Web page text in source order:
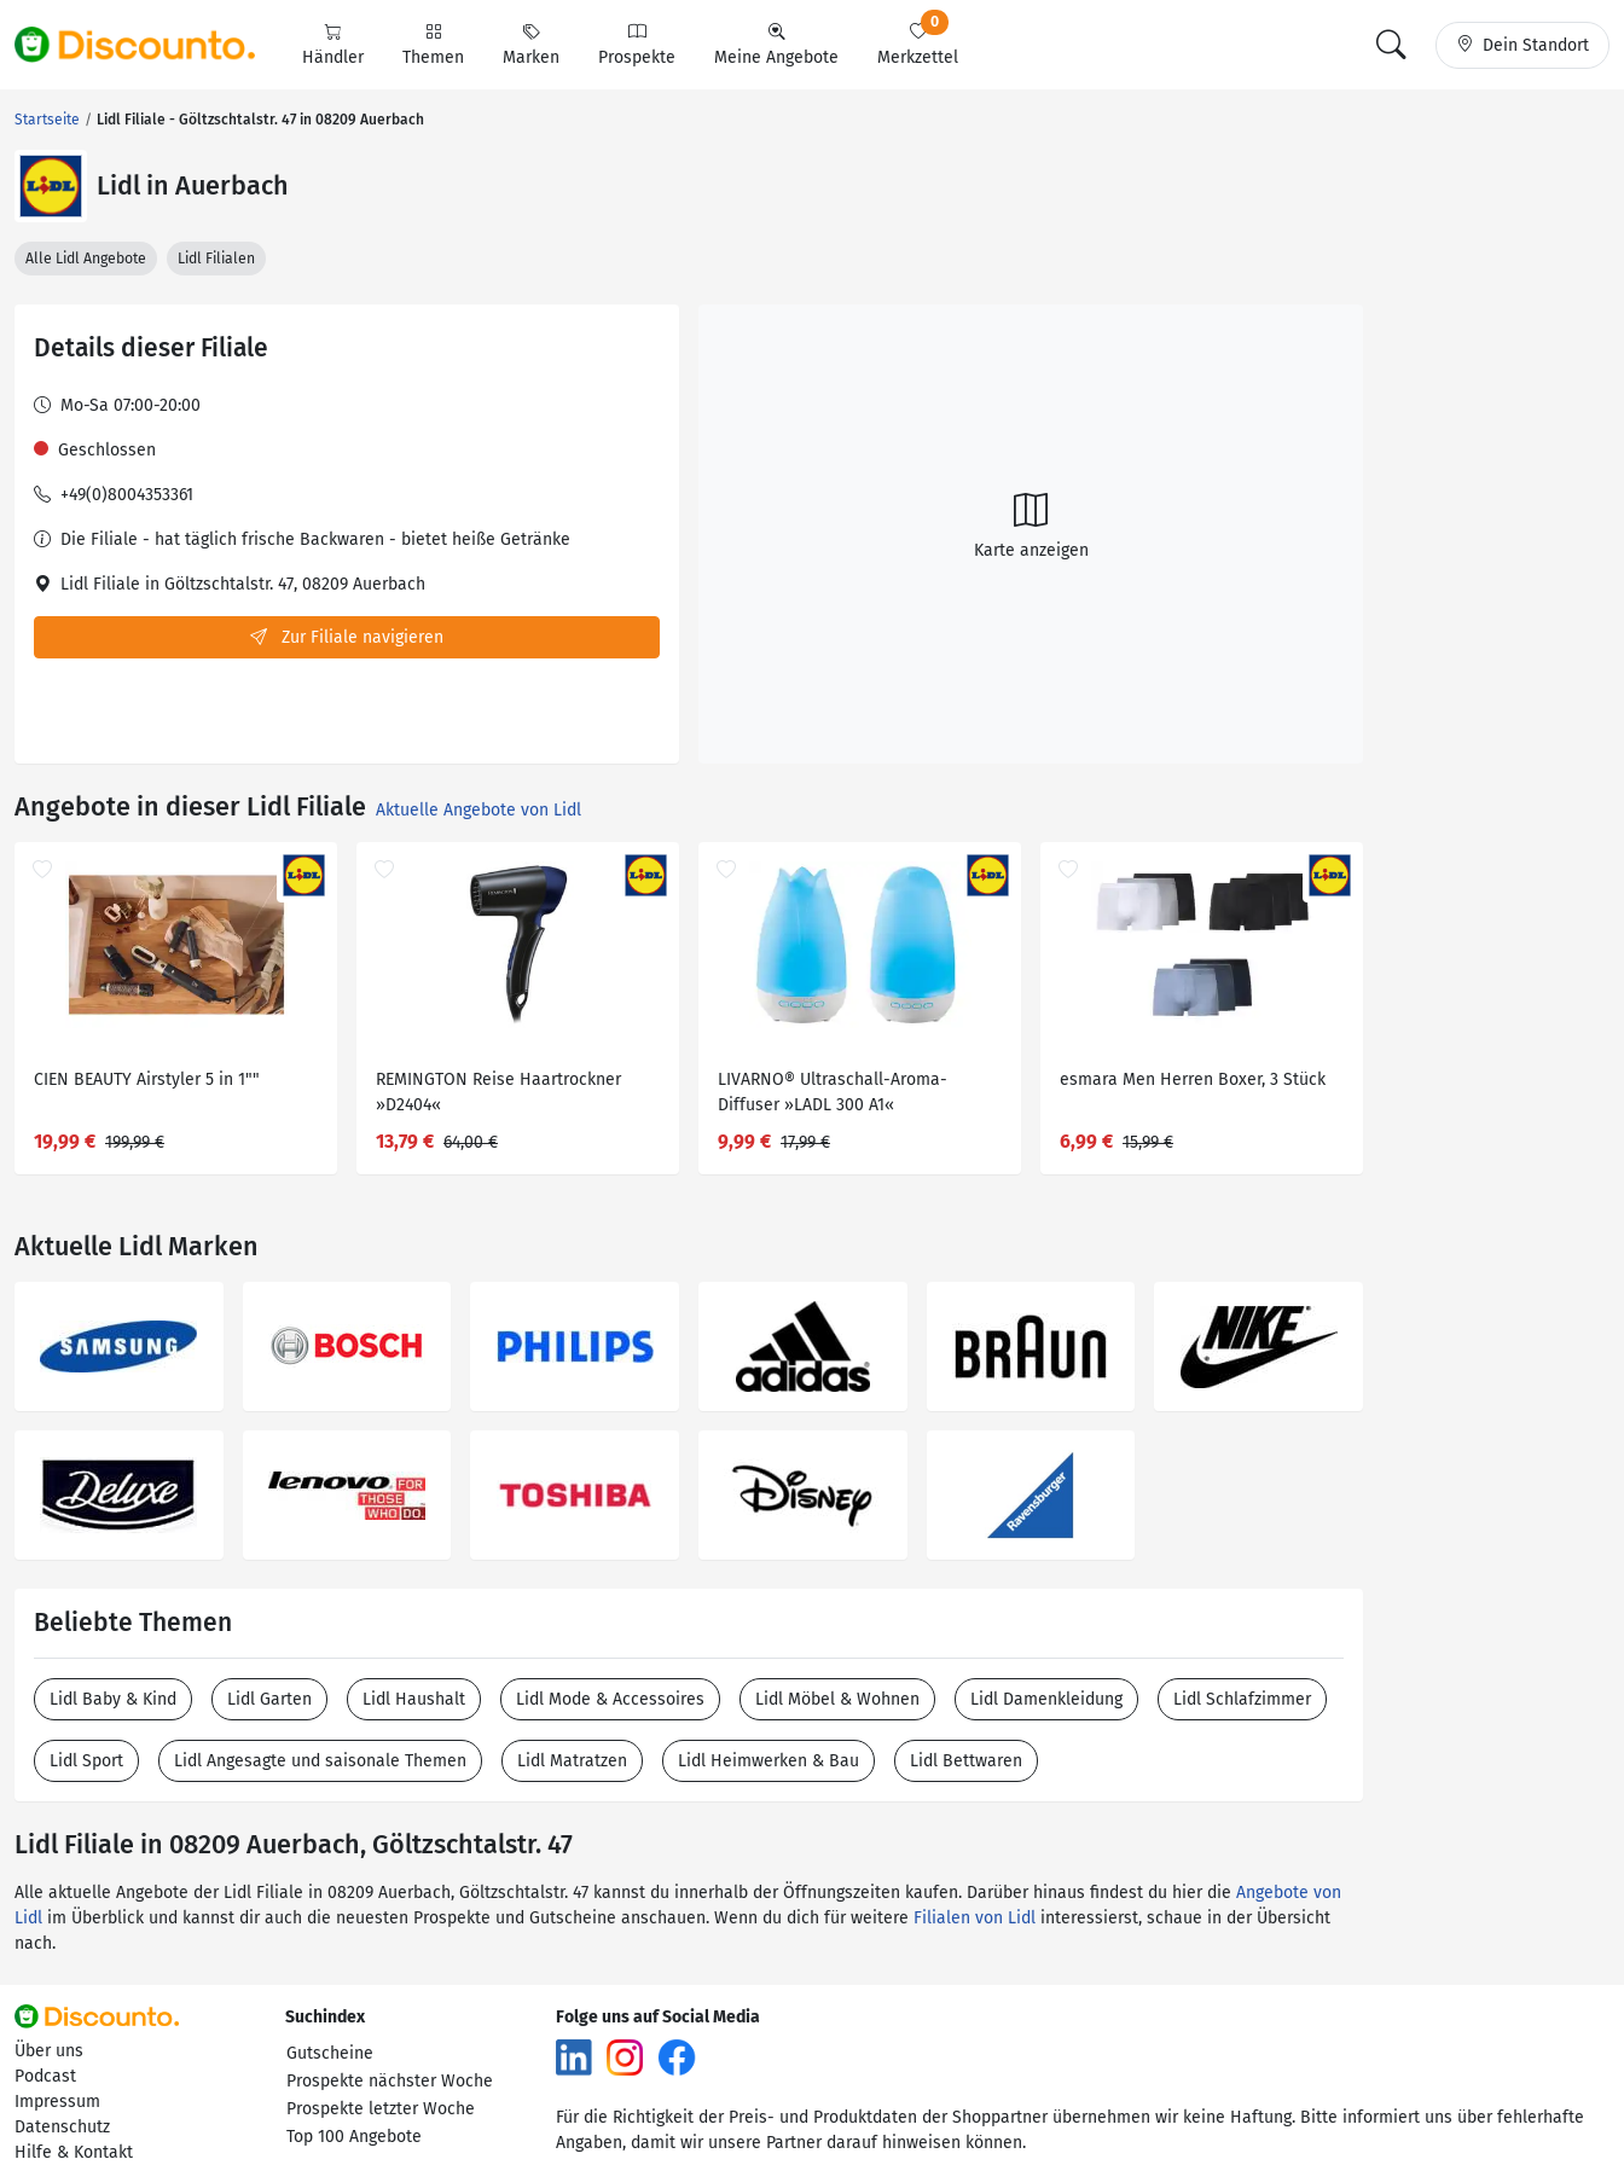
Händler Themen Marken Prospekte Meine Angebote Merkzettel
0
Dein Standort
Startseite Lidl Filiale - Göltzschtalstr. 47 in 08209 Auerbach
Lidl in Auerbach
Alle Lidl Angebote Lidl Filialen
Details dieser Filiale
Mo-Sa 07:00-20:00
Geschlossen
+49(0)8004353361
Die Filiale - hat täglich frische Backwaren - bietet heiße Getränke
Lidl Filiale in Göltzschtalstr. 47, 08209 Auerbach
Zur Filiale navigieren
Karte anzeigen
Angebote in dieser Lidl Filiale Aktuelle Angebote von Lidl
CIEN BEAUTY Airstyler 5 in 1""
19,99 € 199,99 €
REMINGTON Reise Haartrockner
»D2404«
13,79 € 64,00 €
LIVARNO® Ultraschall-Aroma-
Diffuser »LADL 300 A1«
9,99 € 17,99 €
esmara Men Herren Boxer, 3 Stück
6,99 € 15,99 €
Aktuelle Lidl Marken
Beliebte Themen
Lidl Baby & Kind Lidl Garten Lidl Haushalt Lidl Mode & Accessoires Lidl Möbel & Wohnen Lidl Damenkleidung Lidl Schlafzimmer
Lidl Sport Lidl Angesagte und saisonale Themen Lidl Matratzen Lidl Heimwerken & Bau Lidl Bettwaren
Lidl Filiale in 08209 Auerbach, Göltzschtalstr. 47
Alle aktuelle Angebote der Lidl Filiale in 08209 Auerbach, Göltzschtalstr. 47 kannst du innerhalb der Öffnungszeiten kaufen. Darüber hinaus findest du hier die Angebote von
Lidl im Überblick und kannst dir auch die neuesten Prospekte und Gutscheine anschauen. Wenn du dich für weitere Filialen von Lidl interessierst, schaue in der Übersicht
nach.
Über uns
Podcast
Impressum
Datenschutz
Hilfe & Kontakt
Suchindex
Gutscheine
Prospekte nächster Woche
Prospekte letzter Woche
Top 100 Angebote
Folge uns auf Social Media
Für die Richtigkeit der Preis- und Produktdaten der Shoppartner übernehmen wir keine Haftung. Bitte informiert uns über fehlerhafte
Angaben, damit wir unsere Partner darauf hinweisen können.